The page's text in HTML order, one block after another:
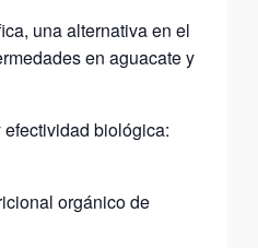
una alternativa en el
en aguacate y
biológica:
orgánico de